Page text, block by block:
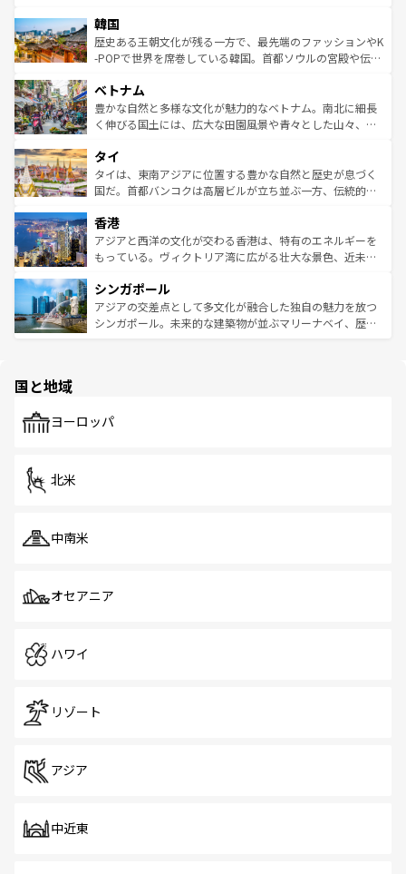
はコンテンツ一覧
いる。アクティビティも充実しており、サーフィンやダイ
ビング、ハイキングなど、アウトドア好きにはたまらな
い。オーストラリアの多彩な魅力を存分に味わいつくそ
参照してほしい。
ン）、静ひつな山岳地帯である台湾東部など、都市の喧騒
と山間の静けさが共存しており、訪れる人に新しい発見と
驚きをもたらしてくれる。また、奥深い台湾の食文化も魅
容にもいいと評判のスイーツなど、バラエティ豊かな料理
が味わえる。 なお、新着の台湾情報は コンテンツ一覧を参
照してほしい。
韓国
歴史ある王朝文化が残る一方で、最先端のファッションやK
-POPで世界を席巻している韓国。首都ソウルの宮殿や伝統
き、地方に足を延ばせば四季折々の自然美を楽しむことが
できる。そして、キムチや焼肉、絶品のストリートフード
まで、さまざまな韓国料理が待っている。夜には、韓国な
リティに包まれながら、韓国の多彩な魅力を心ゆくまで味
わってみてほしい。 なお、新着の韓国情報はコンテンツ一
覧を参照してほしい。
ベトナム
豊かな自然と多様な文化が魅力的なベトナム。南北に細長
く伸びる国土には、広大な田園風景や青々とした山々、世
急速な発展と共に伝統が息づく。ハノイの古い町並みやホ
ーチミン市のフランス統治時代の建物も、独特の雰囲気を
醸し出している。また、バラエティの豊かさとおいしさで
とつ。フォーやバインミー、ベトナムコーヒーなどは、ぜ
ひ現地で味わいたい。どの地域を訪れてもあたたかい人々
が旅行者を迎えてくれるので、きっと忘れられない旅にな
参照してほしい。
タイ
タイは、東南アジアに位置する豊かな自然と歴史が息づく
国だ。首都バンコクは高層ビルが立ち並ぶ一方、伝統的な
の活気が交差している。北部ではチェンマイなどの山岳地
帯で自然と触れ合い、南部ではプーケットやクラビの美し
いビーチでリゾート気分を楽しむことができる。タイ料理
激する。気候は一年中温暖で、どの季節にも異なる楽しみ
が待っている。親しみやすいタイの人々、仏教を中心とし
た文化、そして多様な観光資源が、訪れる旅人を魅了し続
香港
アジアと西洋の文化が交わる香港は、特有のエネルギーを
もっている。ヴィクトリア湾に広がる壮大な景色、近未来
み、どこを訪れても感動するはず。観光スポットが密集し
ており、効率よく見どころを回れるのも魅力。息をのむよ
うな絶景から文化的な体験まで、香港を存分に楽しみ尽く
シンガポール
アジアの交差点として多文化が融合した独自の魅力を放つ
シンガポール。未来的な建築物が並ぶマリーナベイ、歴史
で、ホーカーズは地元の風情を楽しめる外せないスポット
国と地域
ヨーロッパ
北米
中南米
オセアニア
ハワイ
リゾート
アジア
中近東